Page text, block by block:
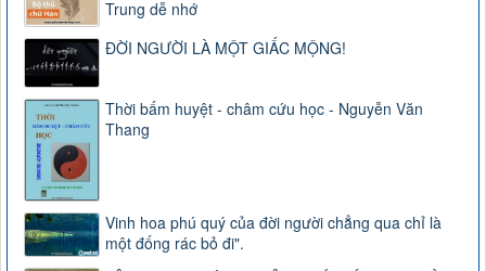
Trung dễ nhớ
ĐỜI NGƯỜI LÀ MỘT GIẤC MỘNG!
Thời bấm huyệt - châm cứu học - Nguyễn Văn
Thang
Vinh hoa phú quý của đời người chẳng qua chỉ là
một đống rác bỏ đi".